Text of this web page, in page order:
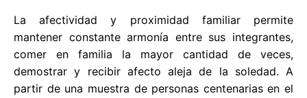
La afectividad y proximidad familiar permite
mantener constante armonía entre sus integrantes,
comer en familia la mayor cantidad de veces,
demostrar y recibir afecto aleja de la soledad. A
partir de una muestra de personas centenarias en el